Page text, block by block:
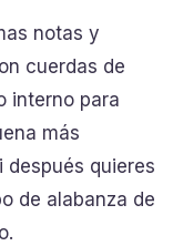
notas y
cuerdas de
interno para
más
después quieres
de alabanza de